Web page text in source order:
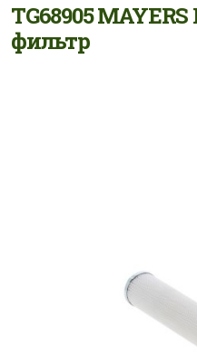
TG68905
фильтр